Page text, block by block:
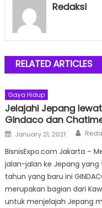
Redaksi
RELATED ARTICLES
Gaya Hidup
Jelajahi Jepang
Gindaco dan
Posted
on
January 21, 2021
BisnisExpo.com Jakarta –
jalan-jalan ke Jepang
tahun yang baru ini
merupakan bagian dari
untuk menjelajah Jepang